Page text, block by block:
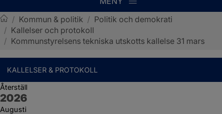
Sotenäs kommun
/ Kommun & politik / Politik och demokrati
/ Kallelser och protokoll
/ Kommunstyrelsens tekniska utskotts kallelse 31 mars
KALLELSER & PROTOKOLL
Återställ
År:
2026
Augusti